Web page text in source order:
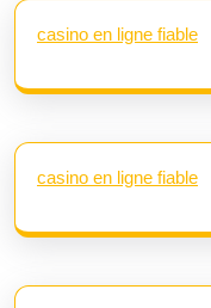
casino en ligne fiable
casino en ligne fiable